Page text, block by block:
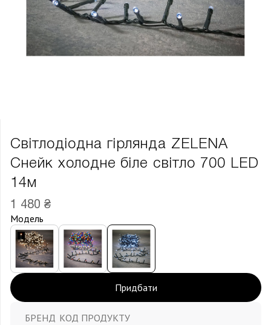
Світлодіодна гірлянда ZELENA
Снейк холодне біле світло 700 LED
14м
1 480 ₴
Модель
Придбати
БРЕНД КОД ПРОДУКТУ